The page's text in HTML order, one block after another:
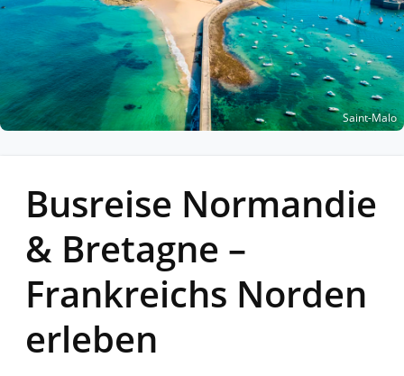
Saint-Malo
Busreise Normandie
& Bretagne –
Frankreichs Norden
erleben